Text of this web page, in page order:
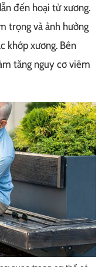
đến hoại tử xương.
trọng và ảnh hưởng
khớp xương. Bên
tăng nguy cơ viêm